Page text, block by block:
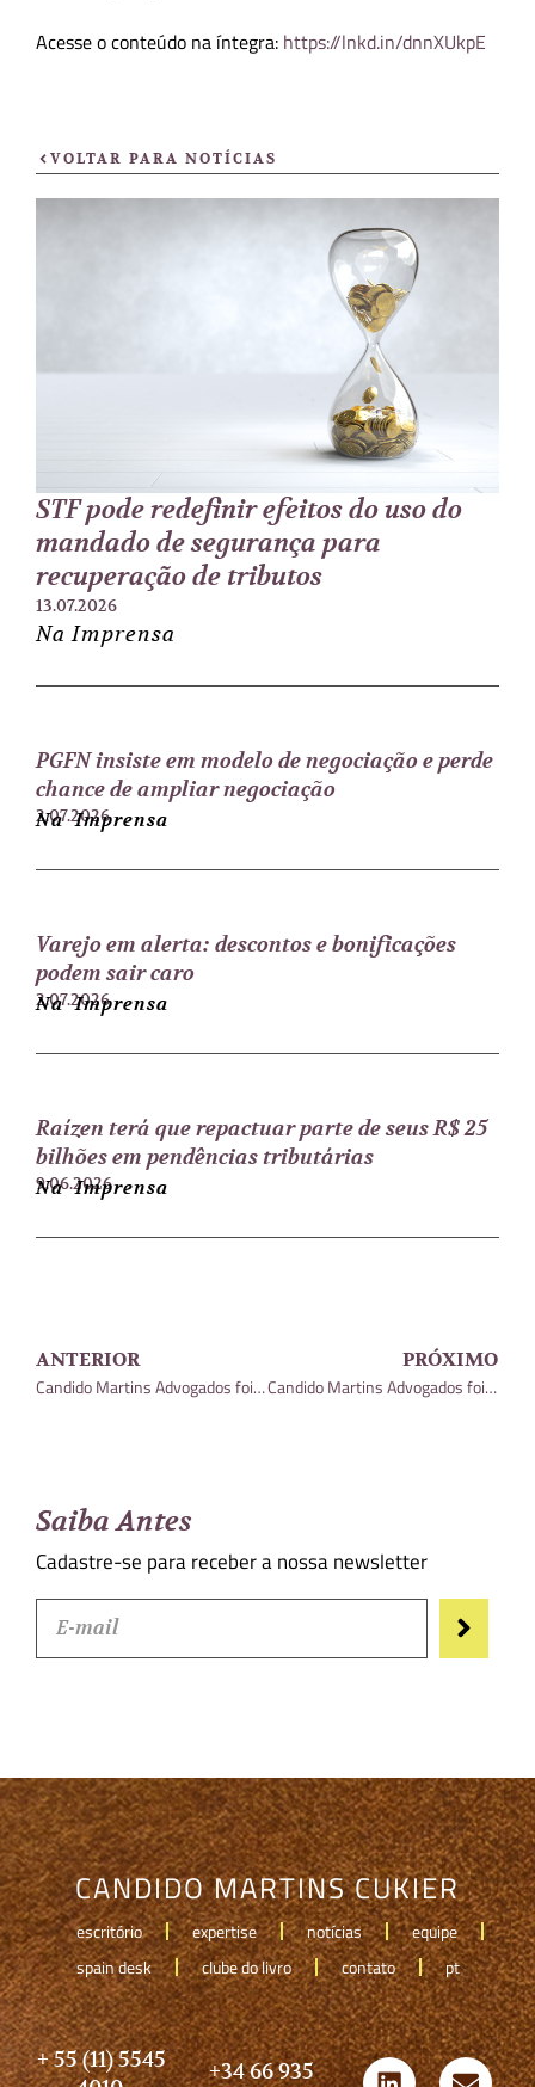
Acesse o conteúdo na íntegra: https://lnkd.in/dnnXUkpE
VOLTAR PARA NOTÍCIAS
STF pode redefinir efeitos do uso do
mandado de segurança para
recuperação de tributos
13.07.2026
Na Imprensa
PGFN insiste em modelo de negociação e perde
chance de ampliar negociação
2.07.2026
Na Imprensa
Varejo em alerta: descontos e bonificações
podem sair caro
2.07.2026
Na Imprensa
Raízen terá que repactuar parte de seus R$ 25
bilhões em pendências tributárias
9.06.2026
Na Imprensa
ANTERIOR
Candido Martins Advogados foi incluído na terceira edição do guia “Análise Advocacia Diversidade e Inclusão”
PRÓXIMO
Candido Martins Advogados foi incluído entre os melhores escritórios do Brasil pelo guia ITR World Tax
Saiba Antes
Cadastre-se para receber a nossa newsletter
CANDIDO MARTINS CUKIER
escritório expertise notícias
equipe
spain desk
clube do livro contato pt
+ 55 (11) 5545
+34 66 935